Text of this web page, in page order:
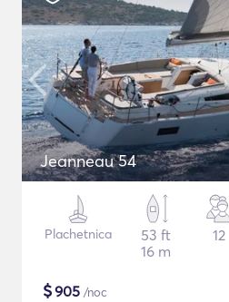
Jeanneau 54
Plachetnica
53 ft
16 m
12
$905 /noc